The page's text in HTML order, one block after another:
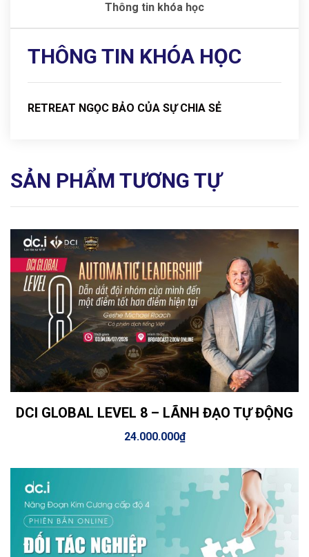
Thông tin khóa học
THÔNG TIN KHÓA HỌC
RETREAT NGỌC BẢO CỦA SỰ CHIA SẺ
SẢN PHẨM TƯƠNG TỰ
View Details Thêm vào giỏ hàng
DCI GLOBAL LEVEL 8 – LÃNH ĐẠO TỰ ĐỘNG
24.000.000₫